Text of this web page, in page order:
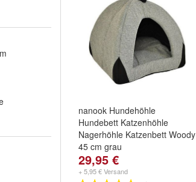
nanook Hundehöhle
Hundebett Katzenhöhle
Nagerhöhle Katzenbett Woody
45 cm grau
29,95 €
+ 5,95 € Versand